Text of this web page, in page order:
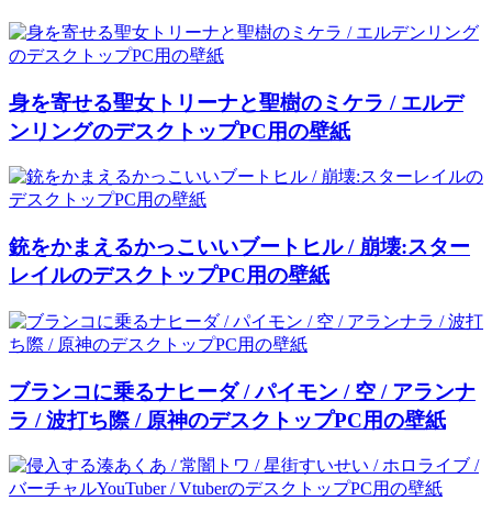
身を寄せる聖女トリーナと聖樹のミケラ / エルデ
ンリングのデスクトップPC用の壁紙
銃をかまえるかっこいいブートヒル / 崩壊:スター
レイルのデスクトップPC用の壁紙
ブランコに乗るナヒーダ / パイモン / 空 / アランナ
ラ / 波打ち際 / 原神のデスクトップPC用の壁紙